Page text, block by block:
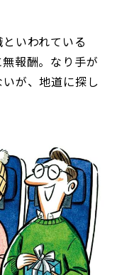
いわれている
報酬。なり手が
が、地道に探し